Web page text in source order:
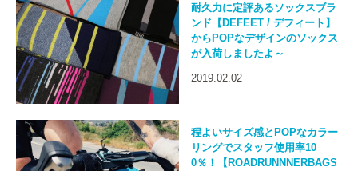
耐久力に定評あるソックスブラ
ンド【DEFEET / デフィート】
からPOPなデザインのソックス
が入荷しましたよ～
2019.02.02
程よいサイズ感とPOPなカラー
リングでスタッフ使用率10
0％！【ROADRUNNNERBAGS